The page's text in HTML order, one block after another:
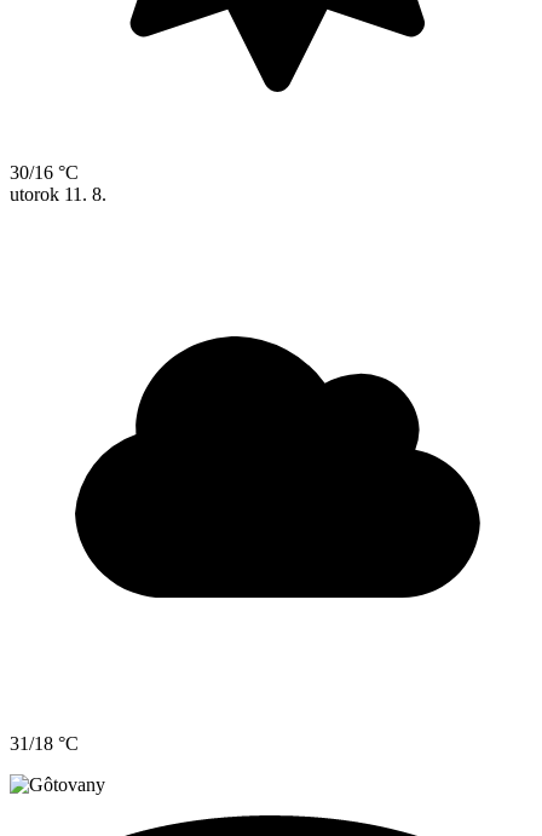
30/16 °C
utorok 11. 8.
31/18 °C